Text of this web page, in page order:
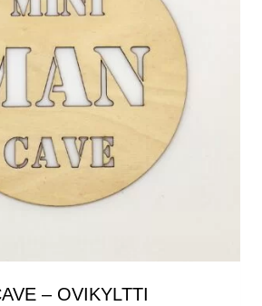
– OVIKYLTTI